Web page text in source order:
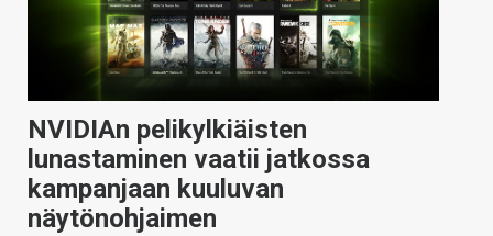
NVIDIAn pelikylkiäisten
lunastaminen vaatii jatkossa
kampanjaan kuuluvan
näytönohjaimen